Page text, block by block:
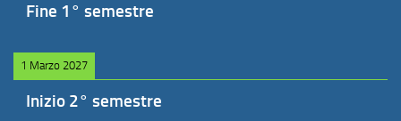
Fine 1° semestre
1 Marzo 2027
Inizio 2° semestre